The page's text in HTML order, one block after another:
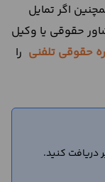
اگر تمایل
حقوقی یا وکیل
حقوقی تلفنی را
دریافت کنید.